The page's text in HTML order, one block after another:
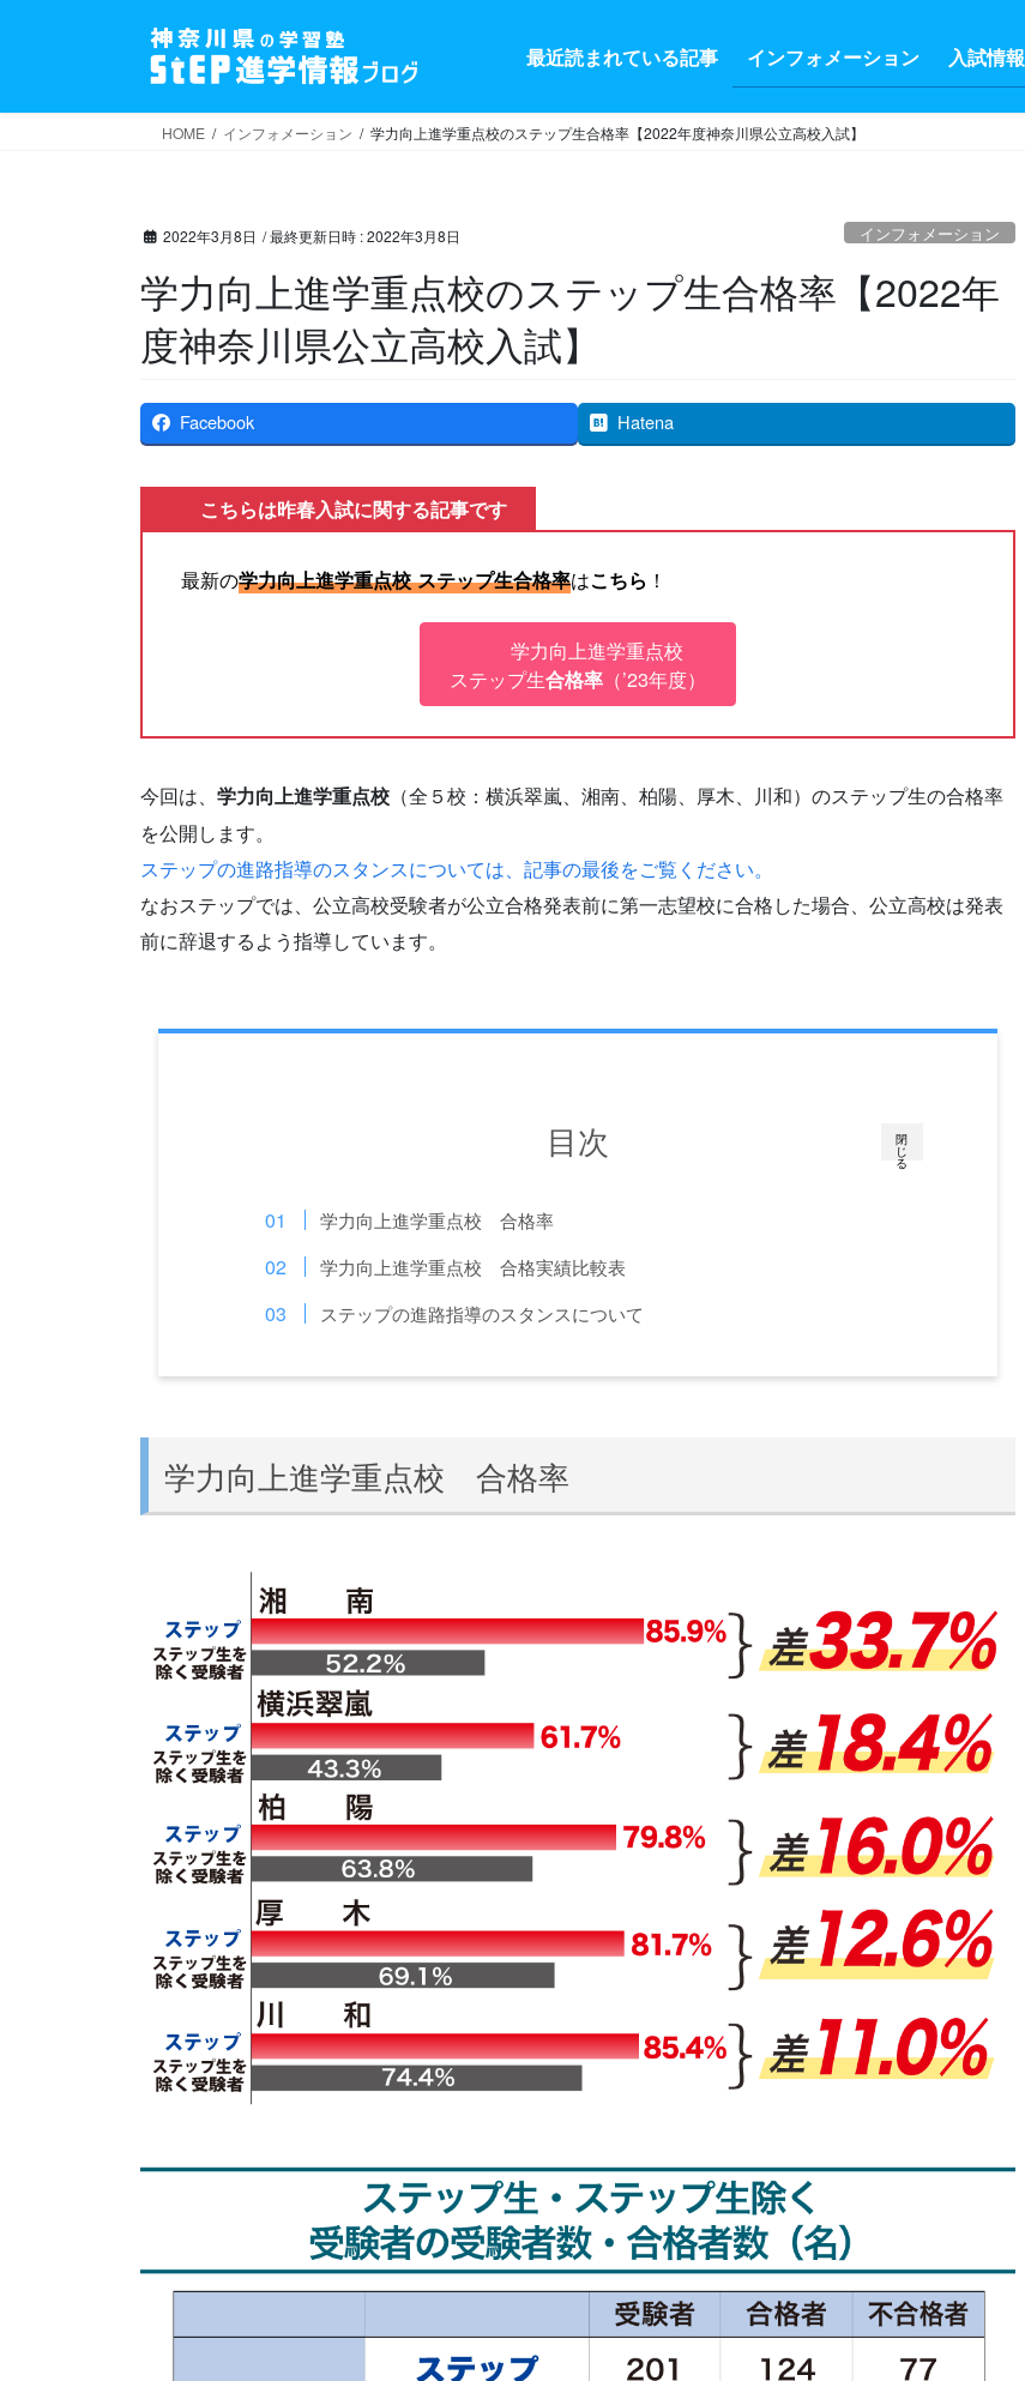
最近読まれている記事 インフォメーション 入試情報
HOME インフォメーション 学力向上進学重点校のステップ生合格率【2022年度神奈川県公立高校入試】
2022年3月8日 / 最終更新日時 :2022年3月8日 インフォメーション
学力向上進学重点校のステップ生合格率【2022年
度神奈川県公立高校入試】
Facebook Hatena
こちらは昨春入試に関する記事です
最新の学力向上進学重点校 ステップ生合格率はこちら ！
学力向上進学重点校
ステップ生合格率 （’23年度）
今回は、 学力向上進学重点校 （全５校：横浜翠嵐、湘南、柏陽、厚木、川和）のステップ生の合格率
を公開します。
ステップの進路指導のスタンスについては、記事の最後をご覧ください。
なおステップでは、公立高校受験者が公立合格発表前に第一志望校に合格した場合、公立高校は発表
前に辞退するよう指導しています。
閉
じ
る
目次
学力向上進学重点校 合格率
学力向上進学重点校 合格実績比較表
ステップの進路指導のスタンスについて
学力向上進学重点校 合格率